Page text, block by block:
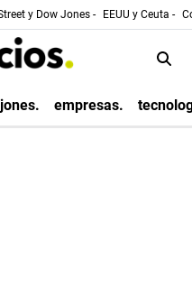
y Dow Jones - EEUU y Ceuta -
empresas.